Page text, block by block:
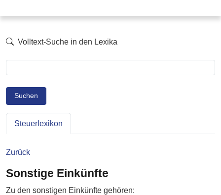
Volltext-Suche in den Lexika
Suchen
Steuerlexikon
Zurück
Sonstige Einkünfte
Zu den sonstigen Einkünfte gehören: